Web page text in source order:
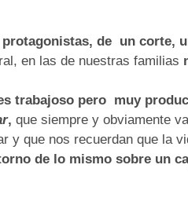
de un corte,
en las de nuestras familias
trabajoso pero muy
, que siempre y obviamente
y que nos recuerdan que la
de lo mismo sobre un